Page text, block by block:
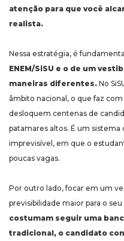
atenção para que você
realista.
Nessa estratégia, é
ENEM/SiSU e o de um
maneiras diferentes. No
âmbito nacional, o que faz
desloquem centenas de
patamares altos. É um
imprevisível, em que o
poucas vagas.
Por outro lado, focar em um
previsibilidade maior para o
costumam seguir uma
tradicional, o candidato